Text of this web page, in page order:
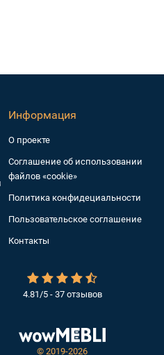
© 2019-2026
4.81/5 - 37 отзывов
Информация
О проекте
Соглашение об использовании
файлов «cookie»
Политика конфидециальности
Пользовательское соглашение
Контакты